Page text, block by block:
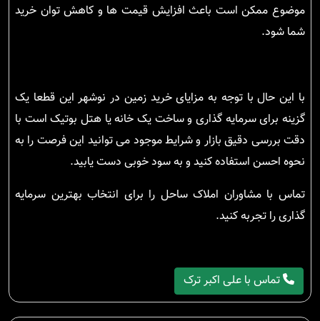
موضوع ممکن است باعث افزایش قیمت ها و کاهش توان خرید
شما شود.
با این حال با توجه به مزایای خرید زمین در نوشهر این قطعا یک
گزینه برای سرمایه گذاری و ساخت یک خانه یا هتل بوتیک است با
دقت بررسی دقیق بازار و شرایط موجود می توانید این فرصت را به
نحوه احسن استفاده کنید و به سود خوبی دست یابید.
تماس با مشاوران املاک ساحل را برای انتخاب بهترین سرمایه
گذاری را تجربه کنید.
تماس با علی اکبر ترک